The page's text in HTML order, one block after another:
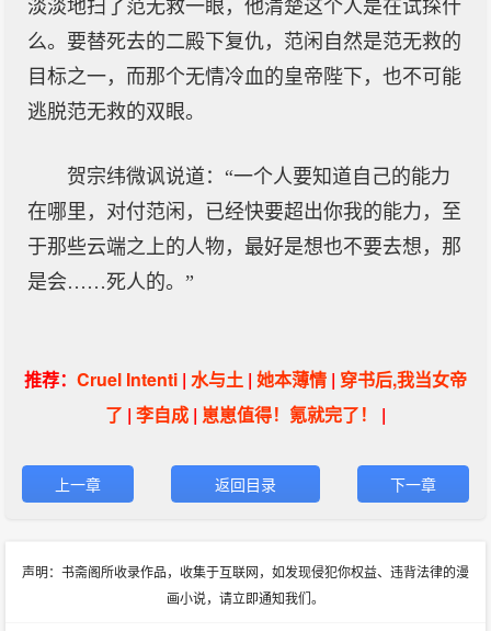
淡淡地扫了范无救一眼，他清楚这个人是在试探什
么。要替死去的二殿下复仇，范闲自然是范无救的
目标之一，而那个无情冷血的皇帝陛下，也不可能
逃脱范无救的双眼。
贺宗纬微讽说道：“一个人要知道自己的能力
在哪里，对付范闲，已经快要超出你我的能力，至
于那些云端之上的人物，最好是想也不要去想，那
是会……死人的。”
推荐： Cruel Intenti | 水与土 | 她本薄情 | 穿书后,我当女帝
了 | 李自成 | 崽崽值得！氪就完了！ |
上一章 返回目录 下一章
声明：书斋阁所收录作品，收集于互联网，如发现侵犯你权益、违背法律的漫
画小说，请立即通知我们。